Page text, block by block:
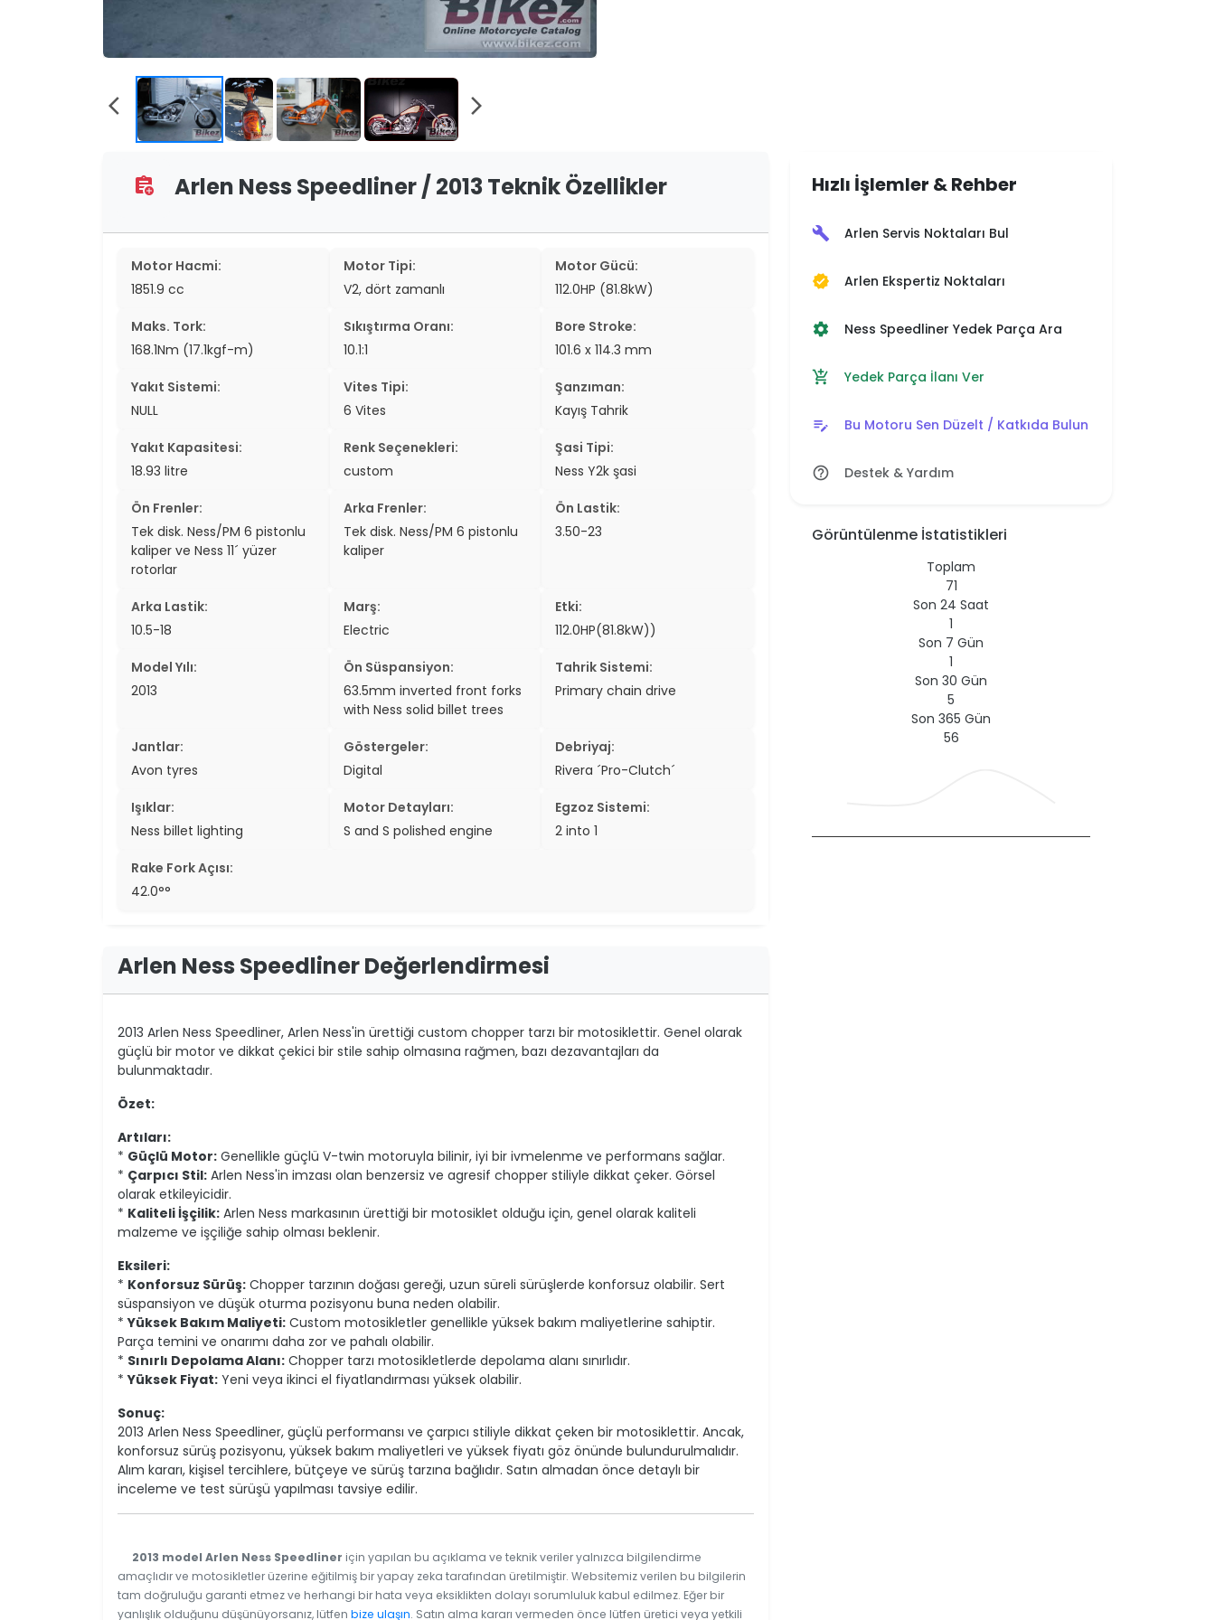
grid_view
search
arrow_back_ios arrow_forward_ios
assignment_add Arlen Ness Speedliner / 2013 Teknik Özellikler
Motor Hacmi:
1851.9 cc
Motor Tipi:
V2, dört zamanlı
Motor Gücü:
112.0HP (81.8kW)
Maks. Tork:
168.1Nm (17.1kgf-m)
Sıkıştırma Oranı:
10.1:1
Bore Stroke:
101.6 x 114.3 mm
Yakıt Sistemi:
NULL
Vites Tipi:
6 Vites
Şanzıman:
Kayış Tahrik
Yakıt Kapasitesi:
18.93 litre
Renk Seçenekleri:
custom
Şasi Tipi:
Ness Y2k şasi
Ön Frenler:
Tek disk. Ness/PM 6 pistonlu
kaliper ve Ness 11´ yüzer
rotorlar
Arka Frenler:
Tek disk. Ness/PM 6 pistonlu
kaliper
Ön Lastik:
3.50-23
Arka Lastik:
10.5-18
Marş:
Electric
Etki:
112.0HP(81.8kW))
Model Yılı:
2013
Ön Süspansiyon:
63.5mm inverted front forks
with Ness solid billet trees
Tahrik Sistemi:
Primary chain drive
Jantlar:
Avon tyres
Göstergeler:
Digital
Debriyaj:
Rivera ´Pro-Clutch´
Işıklar:
Ness billet lighting
Motor Detayları:
S and S polished engine
Egzoz Sistemi:
2 into 1
Rake Fork Açısı:
42.0°°
Arlen Ness Speedliner Değerlendirmesi
2013 Arlen Ness Speedliner, Arlen Ness'in ürettiği custom chopper tarzı bir motosiklettir. Genel olarak
güçlü bir motor ve dikkat çekici bir stile sahip olmasına rağmen, bazı dezavantajları da
bulunmaktadır.
Özet:
Artıları:
* Güçlü Motor: Genellikle güçlü V-twin motoruyla bilinir, iyi bir ivmelenme ve performans sağlar.
* Çarpıcı Stil: Arlen Ness'in imzası olan benzersiz ve agresif chopper stiliyle dikkat çeker. Görsel
olarak etkileyicidir.
* Kaliteli İşçilik: Arlen Ness markasının ürettiği bir motosiklet olduğu için, genel olarak kaliteli
malzeme ve işçiliğe sahip olması beklenir.
Eksileri:
* Konforsuz Sürüş: Chopper tarzının doğası gereği, uzun süreli sürüşlerde konforsuz olabilir. Sert
süspansiyon ve düşük oturma pozisyonu buna neden olabilir.
*Yüksek Bakım Maliyeti: Custom motosikletler genellikle yüksek bakım maliyetlerine sahiptir.
Parça temini ve onarımı daha zor ve pahalı olabilir.
* Sınırlı Depolama Alanı: Chopper tarzı motosikletlerde depolama alanı sınırlıdır.
*Yüksek Fiyat: Yeni veya ikinci el fiyatlandırması yüksek olabilir.
Sonuç:
2013 Arlen Ness Speedliner, güçlü performansı ve çarpıcı stiliyle dikkat çeken bir motosiklettir. Ancak,
konforsuz sürüş pozisyonu, yüksek bakım maliyetleri ve yüksek fiyatı göz önünde bulundurulmalıdır.
Alım kararı, kişisel tercihlere, bütçeye ve sürüş tarzına bağlıdır. Satın almadan önce detaylı bir
inceleme ve test sürüşü yapılması tavsiye edilir.
2013 model Arlen Ness Speedliner için yapılan bu açıklama ve teknik veriler yalnızca bilgilendirme
amaçlıdır ve motosikletler üzerine eğitilmiş bir yapay zeka tarafından üretilmiştir. Websitemiz verilen bu bilgilerin
tam doğruluğu garanti etmez ve herhangi bir hata veya eksiklikten dolayı sorumluluk kabul edilmez. Eğer bir
yanlışlık olduğunu düşünüyorsanız, lütfen bize ulaşın. Satın alma kararı vermeden önce lütfen üretici veya yetkili
Hızlı İşlemler & Rehber
build Arlen Servis Noktaları Bul
verified Arlen Ekspertiz Noktaları
settings Ness Speedliner Yedek Parça Ara
add_shopping_cart Yedek Parça İlanı Ver
edit_note Bu Motoru Sen Düzelt / Katkıda Bulun
help_outline Destek & Yardım
Görüntülenme İstatistikleri
Toplam
71
Son 24 Saat
1
Son 7 Gün
1
Son 30 Gün
5
Son 365 Gün
56